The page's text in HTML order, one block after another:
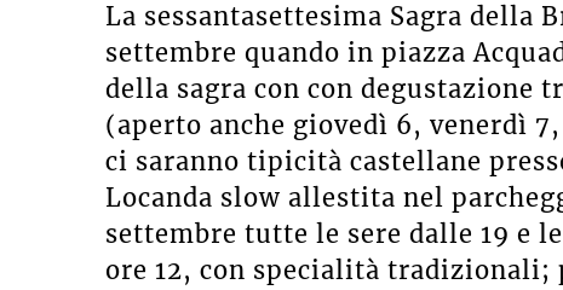
La sessantasettesima Sagra della
settembre quando in piazza
della sagra con con degustazione
(aperto anche giovedì 6, venerdì
ci saranno tipicità castellane
Locanda slow allestita nel
settembre tutte le sere dalle 19 e
ore 12, con specialità